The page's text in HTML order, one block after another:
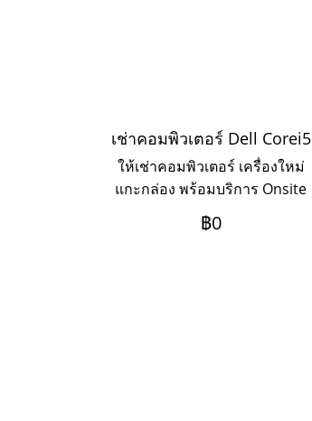
เช่าคอมพิวเตอร์ Dell Corei5
ให้เช่าคอมพิวเตอร์ เครื่องใหม่
แกะกล่อง พร้อมบริการ Onsite
Service แบบรายวัน รายสัปดาห์
รายเดือน รายปี
฿0